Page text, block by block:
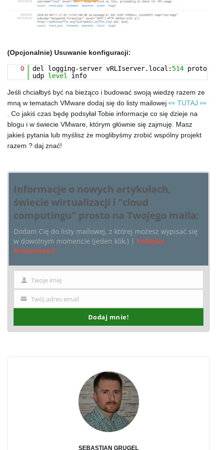
i
o
(Opcjonalnie) Usuwanie konfiguracji:
0 del logging-server vRLIserver.local: 514 proto
udp level info
Jeśli chciałbyś być na bieżąco i budować swoją wiedzę razem ze
mną w tematach VMware dodaj się do listy mailowej 👀 TUTAJ 👀
. Co jakiś czas będę podsyłał Tobie informacje co się dzieje na
blogu i w świecie VMware, którym głównie się zajmuję. Masz
jakieś pytania lub myślisz że moglibyśmy zrobić wspólny projekt
razem ? daj znać!
Informacje o nowych artykułach,
świecie wirtualizacji i "cloud
computingu" prosto na Twojego maila:
Dodam Cię do listy mailowej, z której możesz wypisać się
w dowolnym momencie (jeden klik.) | Polityka
Prywatności
Imię Twoje imię
Twój Twój adres email
Dodaj mnie!
SEBASTIAN GRUGEL